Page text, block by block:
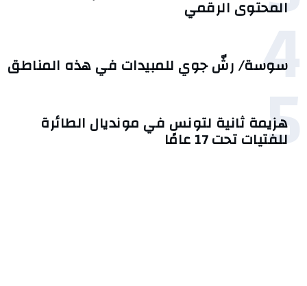
المحتوى الرقمي
4
سوسة/ رشّ جوي للمبيدات في هذه المناطق
5
هزيمة ثانية لتونس في مونديال الطائرة
للفتيات تحت 17 عامًا